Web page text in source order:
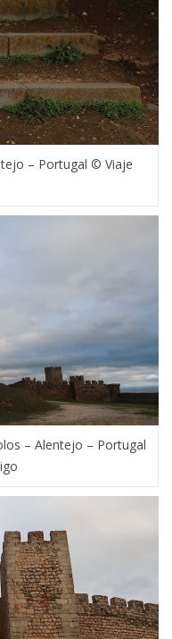
– Portugal © Viaje
– Alentejo – Portugal